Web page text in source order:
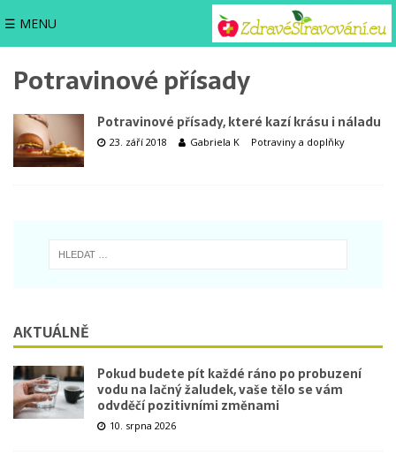
☰ MENU
Potravinové přísady
Potravinové přísady, které kazí krásu i náladu
23. září 2018 Gabriela K Potraviny a doplňky
AKTUÁLNĚ
Pokud budete pít každé ráno po probuzení
vodu na lačný žaludek, vaše tělo se vám
odvděčí pozitivními změnami
10. srpna 2026